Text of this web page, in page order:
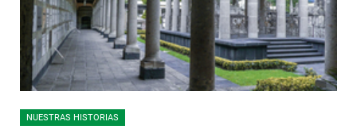
NUESTRAS HISTORIAS